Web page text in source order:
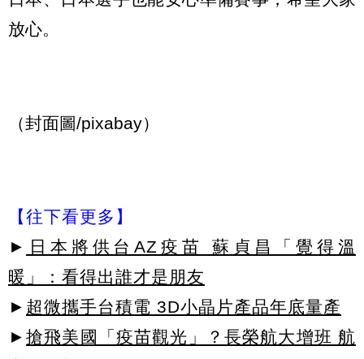
放心。
（封面圖/pixabay）
【往下看更多】
► 日本將供台AZ疫苗 蘇貞昌「覺得溫
暖」：看得出誰才是朋友
► 超微攜手台積電 3D小晶片產品年底量產
► 搶飛美國「疫苗觀光」？長榮航大增班 航